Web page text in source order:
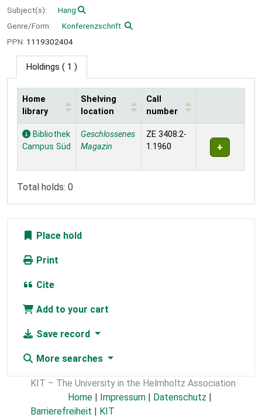
Subject(s):
Hang
Genre/Form:
Konferenzschrift
PPN: 1119302404
Holdings ( 1 )
Holdings
Home
library
Shelving
location
Call
number
Bibliothek
Campus Süd
Geschlossenes
Magazin
ZE 3408:2-
1.1960
Total holds: 0
Place hold
Print
Cite
Add to your cart
Save record
More searches
KIT – The University in the Helmholtz Association
Home
Impressum Datenschutz
Barrierefreiheit
KIT